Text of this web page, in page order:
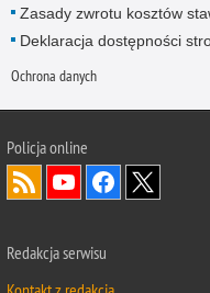
Zasady zwrotu kosztów
Deklaracja dostępności
Ochrona danych
Policja online
Redakcja serwisu